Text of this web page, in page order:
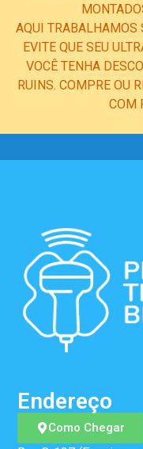
AQUI TRABALHAMOS
EVITE QUE SEU
VOCÊ TENHA
RUINS. COMPRE OU
COM
Como Chegar
Endereço